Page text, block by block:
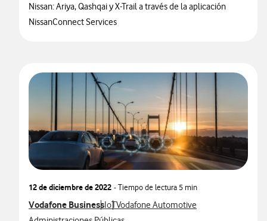
Nissan: Ariya, Qashqai y X-Trail a través de la aplicación
NissanConnect Services
12 de diciembre de 2022 - Tiempo de lectura5 min
Ver más notas de prensa relacionados con
Vodafone BusinessVer más notas de prensa relacionados con
IoTVer más notas de prensa relacionados
Vodafone Automotive